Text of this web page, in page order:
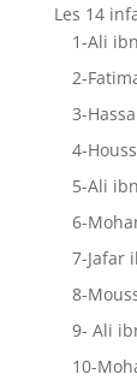
Les 14
1-Ali
2-
3-
4-
5-Ali
6-
7-Jafar
8-
9- Ali
10-